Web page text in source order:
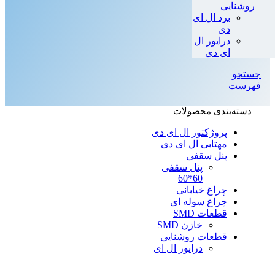
روشنایی
برد ال ای
دی
درایور ال
ای دی
جستجو
فهرست
دسته‌بندی محصولات
پروژکتور ال ای دی
مهتابی ال ای دی
پنل سقفی
پنل سقفی
60*60
چراغ خیابانی
چراغ سوله ای
قطعات SMD
خازن SMD
قطعات روشنایی
درایور ال ای